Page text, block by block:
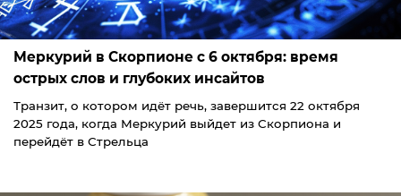
Меркурий в Скорпионе с 6 октября: время
острых слов и глубоких инсайтов
Транзит, о котором идёт речь, завершится 22 октября
2025 года, когда Меркурий выйдет из Скорпиона и
перейдёт в Стрельца